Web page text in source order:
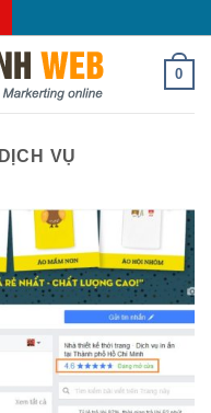
0
DỊCH VỤ